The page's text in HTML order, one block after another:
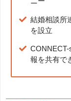
結婚相談所
を設立
報を共有で